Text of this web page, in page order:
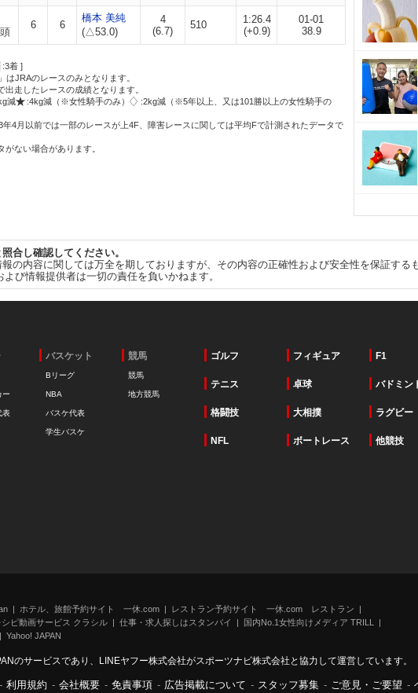
6 6
橋本 美純
(△53.0)
4
(6.7)
510
1:26.4
(+0.9)
01-01
38.9
:3着 ]
JRAのレースのみとなります。
走したレースの成績となります。
減 :4kg減（※女性騎手のみ）
:2kg減（※5年以上、又は101勝以上の女性騎手の
4月以前では一部のレースが上4F、障害レースに関しては平均Fで計測されたデータで
ない場合があります。
合し確認してください。
の内容に関しては万全を期しておりますが、その内容の正確性および安全性を保証する
び情報提供者は一切の責任を負いかねます。
ー
表
バスケット
Bリーグ
NBA
バスケ代表
学生バスケ
競馬
競馬
地方競馬
ゴルフ フィギュア F1
テニス 卓球 バドミン
格闘技 大相撲 ラグビー
NFL ボートレース 他競技
ホテル、旅館予約サイト 一休.com
レストラン予約サイト 一休.com レストラン
ピ動画サービス クラシル 仕事・求人探しはスタンバイ
国内No.1女性向けメディア TRILL
Yahoo! JAPAN
のサービスであり、LINEヤフー株式会社がスポーツナビ株式会社と協力して運営しています。
- 利用規約 - 会社概要 - 免責事項 - 広告掲載について - スタッフ募集 - ご意見・ご要望 -